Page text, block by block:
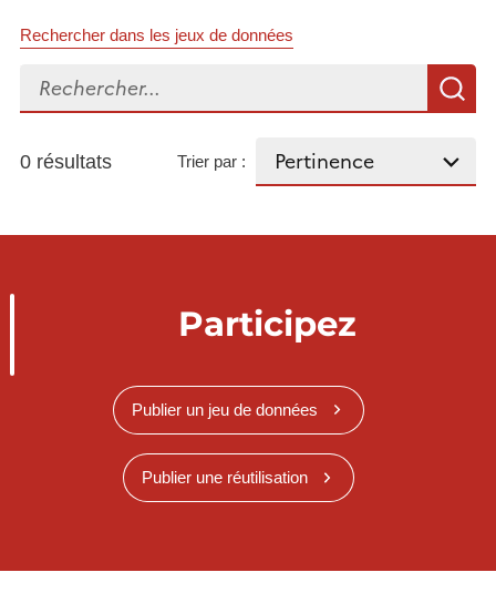
Rechercher dans les jeux de données
Rechercher...
0 résultats Trier par :
Participez
Publier un jeu de données
Publier une réutilisation